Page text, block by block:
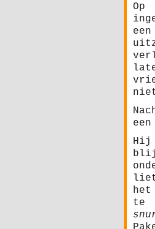
Op
Hij
liet
het
te